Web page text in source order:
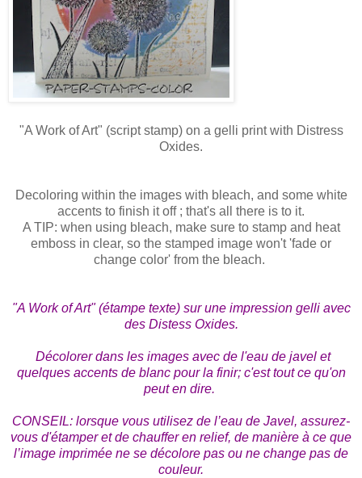
"A Work of Art" (script stamp) on a gelli print with Distress
Oxides.
Decoloring within the images with bleach, and some white
accents to finish it off ; that's all there is to it.
A TIP: when using bleach, make sure to stamp and heat
emboss in clear, so the stamped image won't 'fade or
change color' from the bleach.
"A Work of Art" (étampe texte) sur une impression gelli avec
des Distess Oxides.
Décolorer dans les images avec de l'eau de javel et
quelques accents de blanc pour la finir; c'est tout ce qu'on
peut en dire.
CONSEIL: lorsque vous utilisez de l’eau de Javel, assurez-
vous d'étamper et de chauffer en relief, de manière à ce que
l’image imprimée ne se décolore pas ou ne change pas de
couleur.